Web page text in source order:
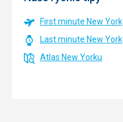
First minute New York
Last minute New York
Atlas New Yorku